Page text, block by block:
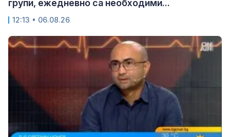
групи, ежедневно са необходими...
12:13 • 06.08.26